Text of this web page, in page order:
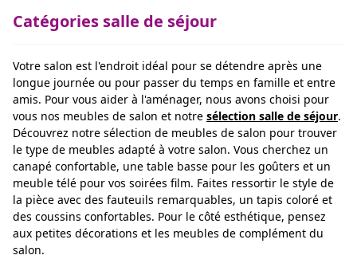
Catégories salle de séjour
Votre salon est l'endroit idéal pour se détendre après une
longue journée ou pour passer du temps en famille et entre
amis. Pour vous aider à l'aménager, nous avons choisi pour
vous nos meubles de salon et notre sélection salle de séjour.
Découvrez notre sélection de meubles de salon pour trouver
le type de meubles adapté à votre salon. Vous cherchez un
canapé confortable, une table basse pour les goûters et un
meuble télé pour vos soirées film. Faites ressortir le style de
la pièce avec des fauteuils remarquables, un tapis coloré et
des coussins confortables. Pour le côté esthétique, pensez
aux petites décorations et les meubles de complément du
salon.